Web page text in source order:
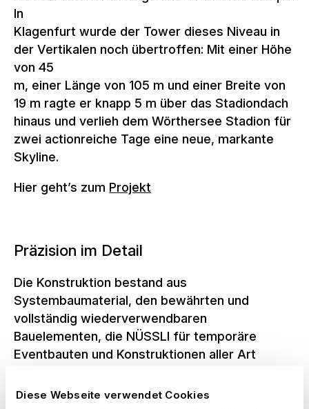
Diese Webseite verwendet Cookies
In
Klagenfurt wurde der Tower dieses Niveau in
der Vertikalen noch übertroffen: Mit einer Höhe
von 45
m, einer Länge von 105 m und einer Breite von
19 m ragte er knapp 5 m über das Stadiondach
hinaus und verlieh dem Wörthersee Stadion für
zwei actionreiche Tage eine neue, markante
Skyline.
Hier geht’s zum Projekt
Präzision im Detail
Die Konstruktion bestand aus
Systembaumaterial, den bewährten und
vollständig wiederverwendbaren
Bauelementen, die NÜSSLI für temporäre
Eventbauten und Konstruktionen aller Art
drei Lifte, der die Athletinnen und Athleten